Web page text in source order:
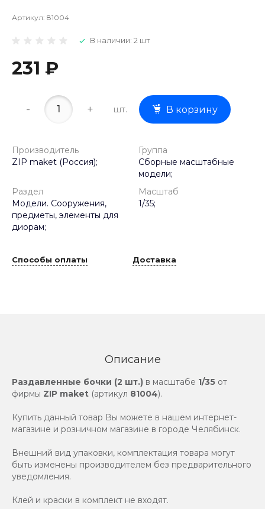
Артикул: 81004
В наличии: 2 шт
231 ₽
- + шт. В корзину
Производитель
ZIP maket (Россия);
Группа
Сборные масштабные
модели;
Раздел
Модели. Сооружения,
предметы, элементы для
диорам;
Масштаб
1/35;
Способы оплаты Доставка
Описание
Раздавленные бочки (2 шт.) в масштабе 1/35 от
фирмы ZIP maket (артикул 81004).
Купить данный товар Вы можете в нашем интернет-
магазине и розничном магазине в городе Челябинск.
Внешний вид упаковки, комплектация товара могут
быть изменены производителем без предварительного
уведомления.
Клей и краски в комплект не входят.